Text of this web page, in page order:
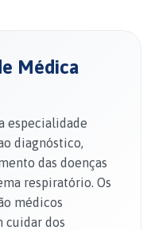
Médica
especialidade
diagnóstico,
das doenças
respiratório. Os
médicos
cuidar dos